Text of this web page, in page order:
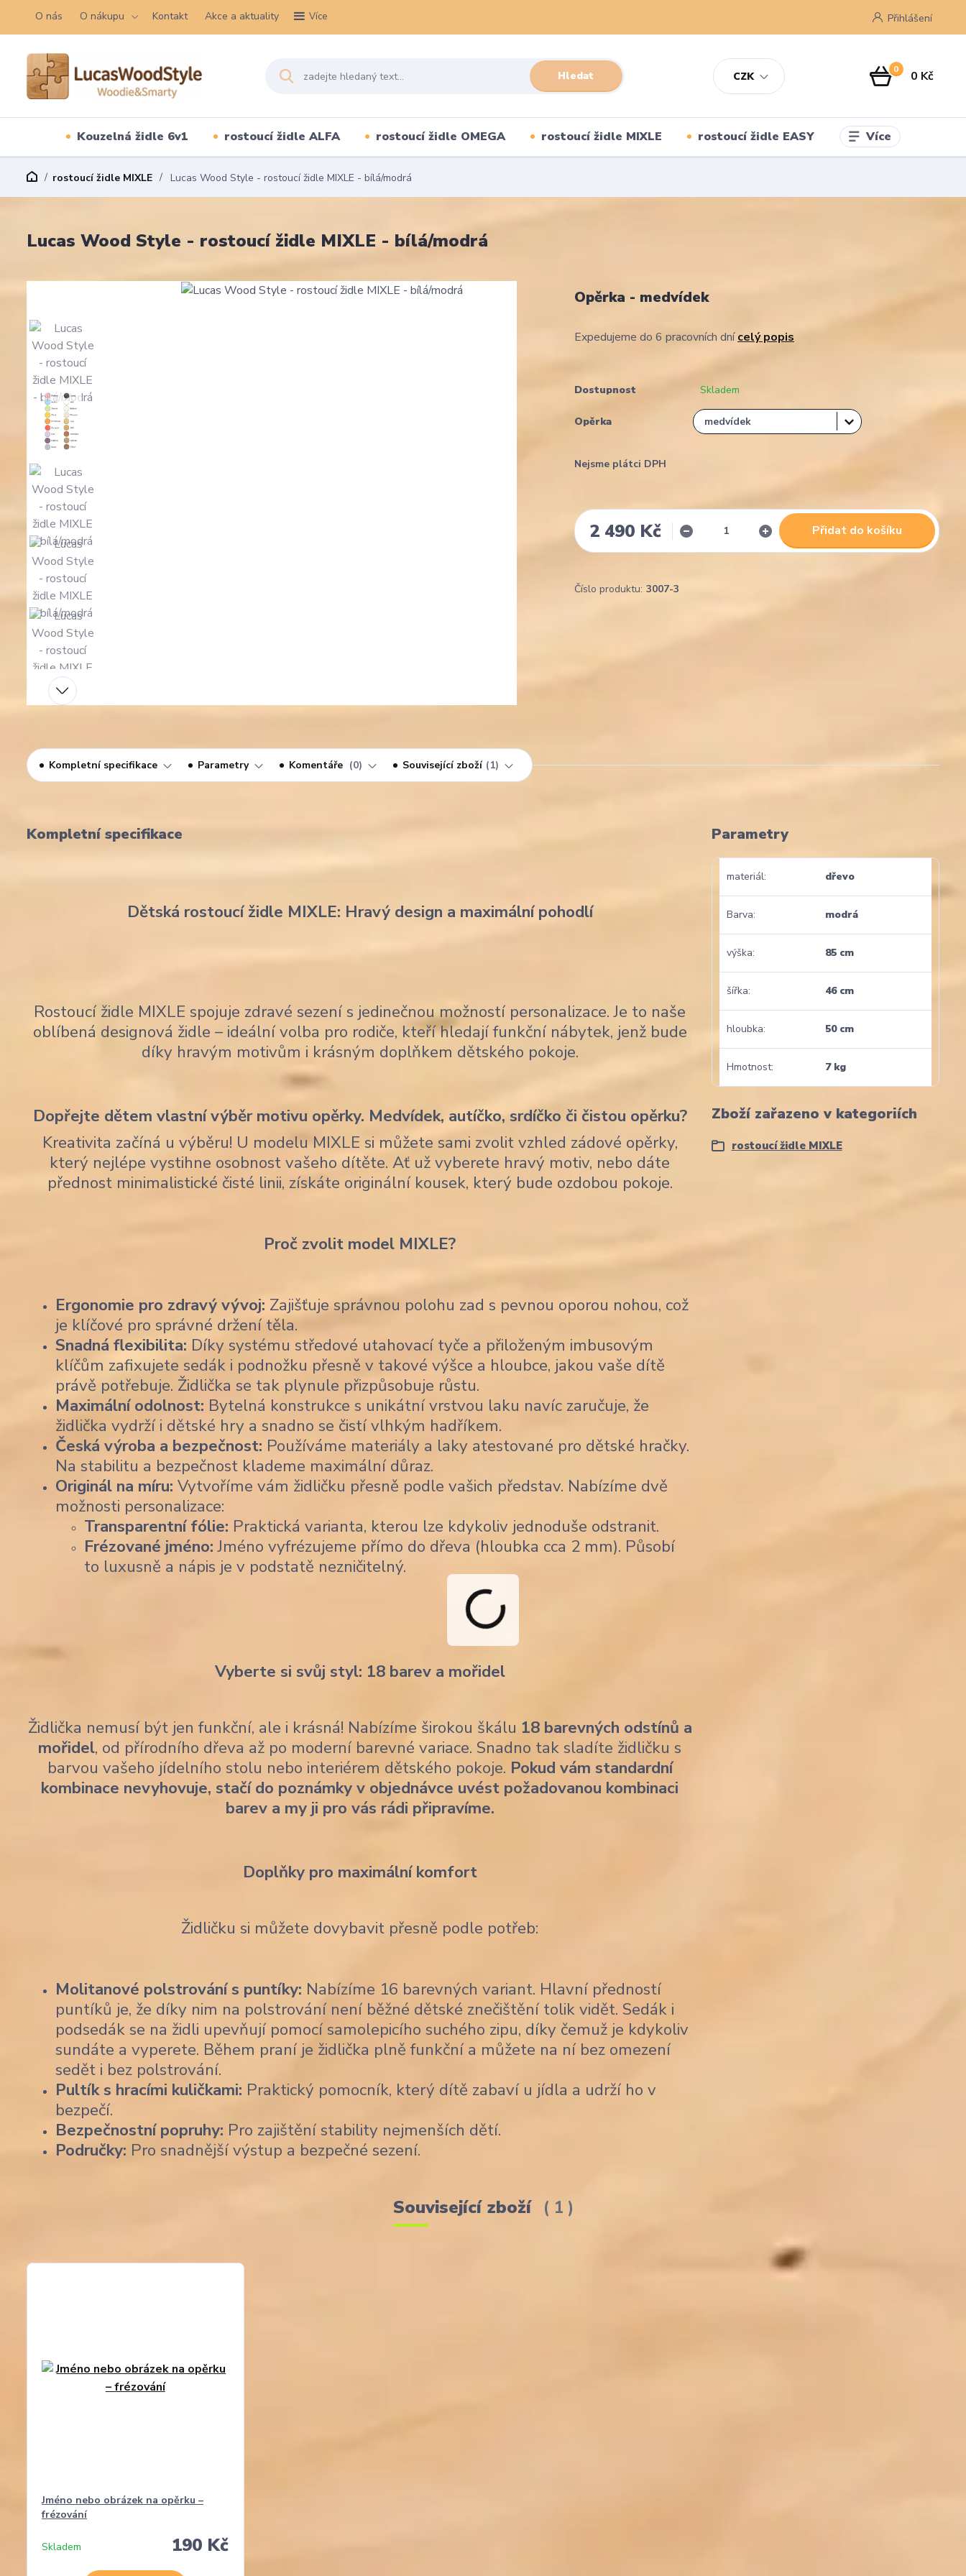
O nás O nákupu Kontakt Akce a aktuality Více
CZK
Přihlášení
Hledat 0 0 Kč
Kouzelná židle 6v1 rostoucí židle ALFA rostoucí židle OMEGA rostoucí židle MIXLE rostoucí židle EASY Více
rostoucí židle MIXLE Lucas Wood Style - rostoucí židle MIXLE - bílá/modrá
Lucas Wood Style - rostoucí židle MIXLE - bílá/modrá
Opěrka - medvídek
Expedujeme do 6 pracovních dnícelý popis
Dostupnost Skladem
Opěrka
Nejsme plátci DPH
2 490 Kč Přidat do košíku
Číslo produktu: 3007-3
Kompletní specifikace Parametry Komentáře 0 Související zboží 1
Kompletní specifikace
Dětská rostoucí židle MIXLE: Hravý design a maximální pohodlí
Rostoucí židle MIXLE spojuje zdravé sezení s jedinečnou možností personalizace. Je to naše
oblíbená designová židle – ideální volba pro rodiče, kteří hledají funkční nábytek, jenž bude
díky hravým motivům i krásným doplňkem dětského pokoje.
Dopřejte dětem vlastní výběr motivu opěrky. Medvídek, autíčko, srdíčko či čistou opěrku?
Kreativita začíná u výběru! U modelu MIXLE si můžete sami zvolit vzhled zádové opěrky,
který nejlépe vystihne osobnost vašeho dítěte. Ať už vyberete hravý motiv, nebo dáte
přednost minimalistické čisté linii, získáte originální kousek, který bude ozdobou pokoje.
Proč zvolit model MIXLE?
Ergonomie pro zdravý vývoj: Zajišťuje správnou polohu zad s pevnou oporou nohou, což
je klíčové pro správné držení těla.
Snadná flexibilita: Díky systému středové utahovací tyče a přiloženým imbusovým
klíčům zafixujete sedák i podnožku přesně v takové výšce a hloubce, jakou vaše dítě
právě potřebuje. Židlička se tak plynule přizpůsobuje růstu.
Maximální odolnost: Bytelná konstrukce s unikátní vrstvou laku navíc zaručuje, že
židlička vydrží i dětské hry a snadno se čistí vlhkým hadříkem.
Česká výroba a bezpečnost: Používáme materiály a laky atestované pro dětské hračky.
Na stabilitu a bezpečnost klademe maximální důraz.
Originál na míru: Vytvoříme vám židličku přesně podle vašich představ. Nabízíme dvě
možnosti personalizace:
Transparentní fólie: Praktická varianta, kterou lze kdykoliv jednoduše odstranit.
Frézované jméno:Jméno vyfrézujeme přímo do dřeva (hloubka cca 2 mm). Působí
to luxusně a nápis je v podstatě nezničitelný.
Vyberte si svůj styl: 18 barev a mořidel
Židlička nemusí být jen funkční, ale i krásná! Nabízíme širokou škálu 18 barevných odstínů a
mořidel, od přírodního dřeva až po moderní barevné variace. Snadno tak sladíte židličku s
barvou vašeho jídelního stolu nebo interiérem dětského pokoje. Pokud vám standardní
kombinace nevyhovuje, stačí do poznámky v objednávce uvést požadovanou kombinaci
barev a my ji pro vás rádi připravíme.
Doplňky pro maximální komfort
Židličku si můžete dovybavit přesně podle potřeb:
Molitanové polstrování s puntíky: Nabízíme 16 barevných variant. Hlavní předností
puntíků je, že díky nim na polstrování není běžné dětské znečištění tolik vidět. Sedák i
podsedák se na židli upevňují pomocí samolepicího suchého zipu, díky čemuž je kdykoliv
sundáte a vyperete. Během praní je židlička plně funkční a můžete na ní bez omezení
sedět i bez polstrování.
Pultík s hracími kuličkami: Praktický pomocník, který dítě zabaví u jídla a udrží ho v
bezpečí.
Bezpečnostní popruhy: Pro zajištění stability nejmenších dětí.
Područky: Pro snadnější výstup a bezpečné sezení.
Parametry
materiál dřevo
Barva modrá
výška 85 cm
šířka 46 cm
hloubka 50 cm
Hmotnost 7 kg
Zboží zařazeno v kategoriích
rostoucí židle MIXLE
Související zboží 1
Jméno nebo obrázek na opěrku –
frézování
190 Kč
Skladem